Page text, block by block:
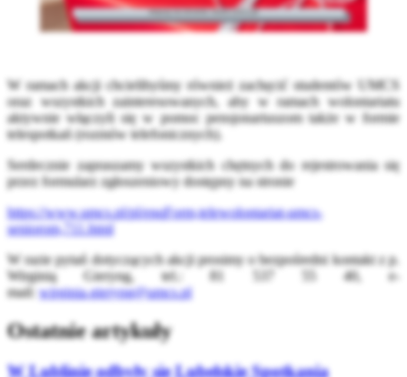
W ramach akcji chcielibyśmy również zachęcić studentów UMCS
oraz wszystkich zainteresowanych, aby w ramach wolontariatu
aktywnie włączyli się w pomoc pensjonariuszom także w formie
telespotkań (rozmów telefonicznych).
Serdecznie zapraszamy wszystkich chętnych do rejestrowania się
przez formularz zgłoszeniowy dostępny na stronie
https://www.umcs.pl/pl/enqForm,telewolontariat-umcs-
seniorom,711.html
W razie pytań dotyczących akcji prosimy o bezpośredni kontakt z p.
Wirginią Gieryng, tel.: 81 537 55 40, e-
mail: wirginia.gieryng@umcs.pl
Ostatnie artykuły
W Lublinie odbyły się Lubelskie Spotkania